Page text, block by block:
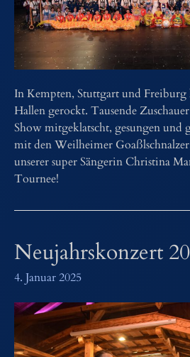
In Kempten, Stuttgart und
Hallen gerockt. Tausende
Show mitgeklatscht, gesungen und
mit den Weilheimer
unserer super Sängerin Christina
Tournee!
Neujahrskonzert
4. Januar 2025